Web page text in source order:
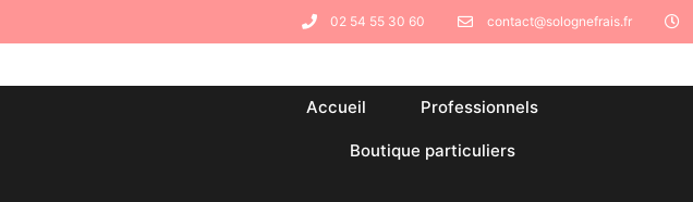
02 54 55 30 60 contact@solognefrais.fr
Accueil Professionnels
Boutique particuliers